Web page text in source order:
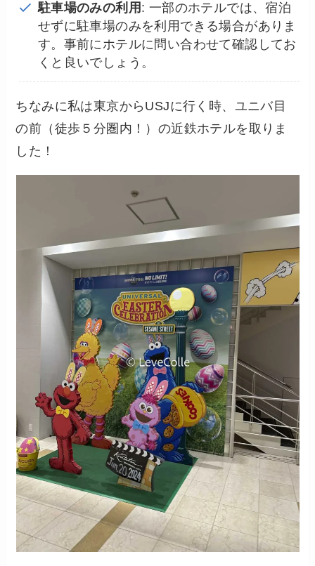
駐車場のみの利用 : 一部のホテルでは、宿泊
せずに駐車場のみを利用できる場合がありま
す。事前にホテルに問い合わせて確認してお
くと良いでしょう。
ちなみに私は東京からUSJに行く時、ユニバ目
の前（徒歩５分圏内！）の近鉄ホテルを取りま
した！